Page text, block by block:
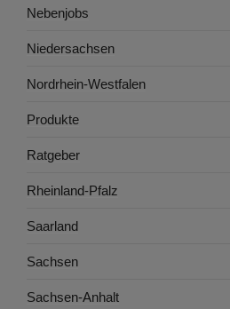
Nebenjobs
Niedersachsen
Nordrhein-Westfalen
Produkte
Ratgeber
Rheinland-Pfalz
Saarland
Sachsen
Sachsen-Anhalt